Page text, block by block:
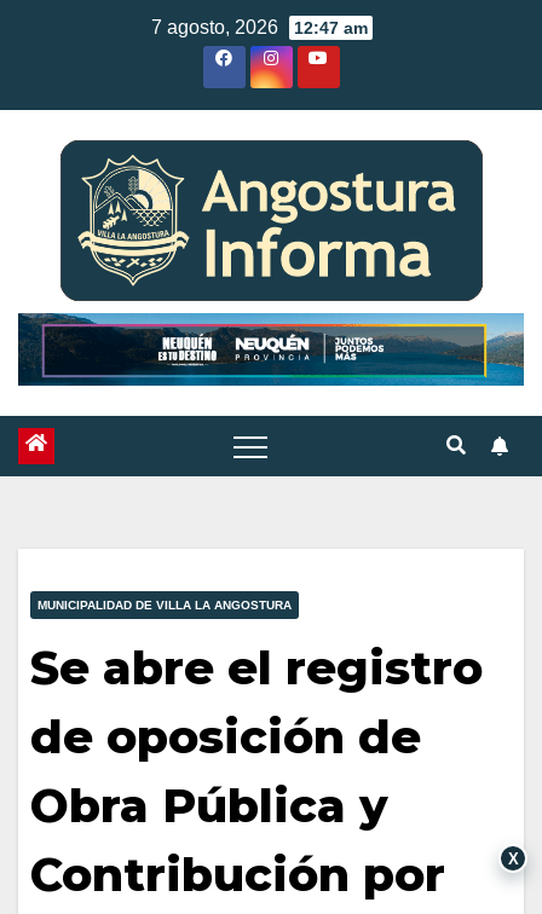
7 agosto, 2026 12:47 am
MUNICIPALIDAD DE VILLA LA ANGOSTURA
Se abre el registro
de oposición de
Obra Pública y
Contribución por
X